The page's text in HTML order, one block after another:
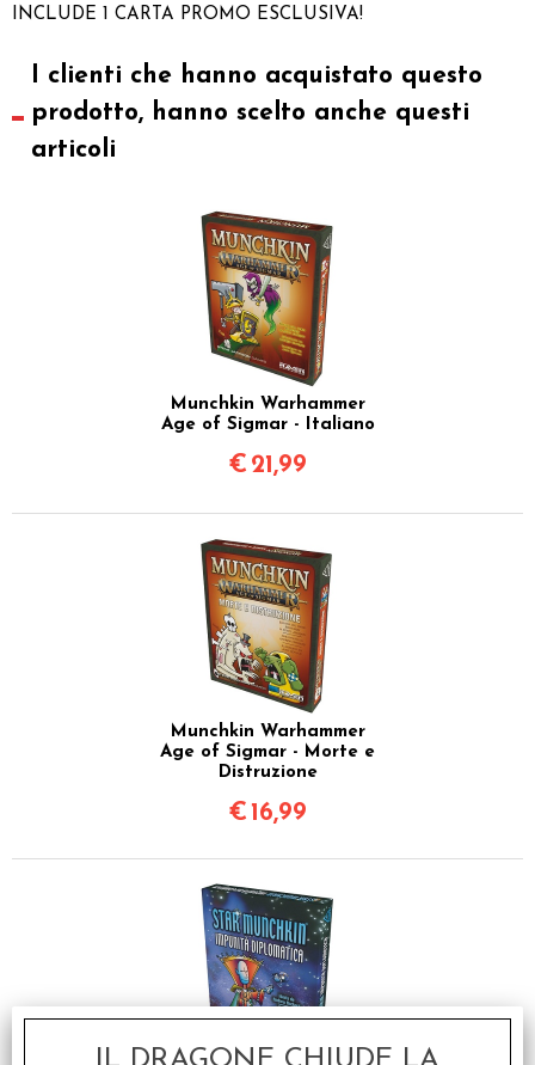
INCLUDE 1 CARTA PROMO ESCLUSIVA!
I clienti che hanno acquistato questo
prodotto, hanno scelto anche questi
articoli
Munchkin Warhammer
Age of Sigmar - Italiano
€ 21,99
Munchkin Warhammer
Age of Sigmar - Morte e
Distruzione
€ 16,99